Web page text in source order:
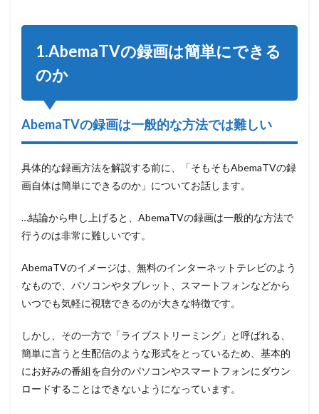
AbemaTV
一般的な
難しい
1.2
プ
レミアム
AbemaTV
のダウン
ロード機
スマ
フォ
ンの
画面
収録
1.4
専用
の録
ール
1.AbemaTVの録画は簡単にできる
のか
AbemaTVの録画は一般的な方法では難しい
具体的な録画方法を解説する前に、「そもそもAbemaTVの録
画自体は簡単にできるのか」についてお話します。
…結論から申し上げると、AbemaTVの録画は一般的な方法で
行うのは非常に難しいです。
AbemaTVのイメージは、無料のインターネットテレビのよう
なもので、パソコンやタブレット、スマートフォンなどから
いつでも気軽に視聴できるのが大きな特徴です。
しかし、その一方で「ライブストリーミング」と呼ばれる、
簡単に言うと生配信のような形式をとっているため、基本的
にお好みの番組を自分のパソコンやスマートフォンにダウン
ロードすることはできないようになっています。